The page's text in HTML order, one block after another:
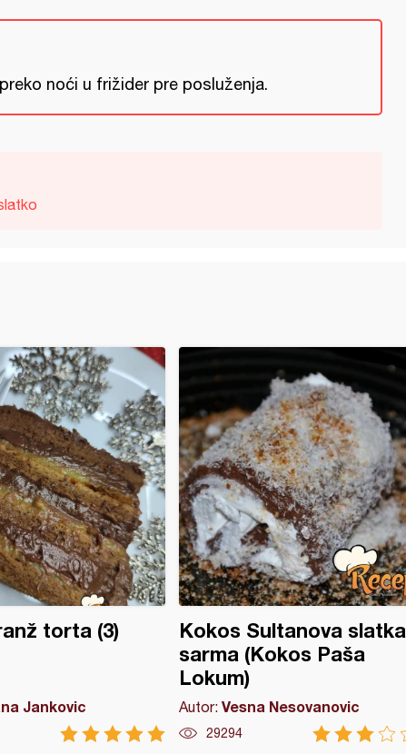
noći u frižider pre posluženja.
torta (3)
Jankovic
Kokos Sultanova slatka
sarma (Kokos Paša
Lokum)
Autor: Vesna Nesovanovic
29294